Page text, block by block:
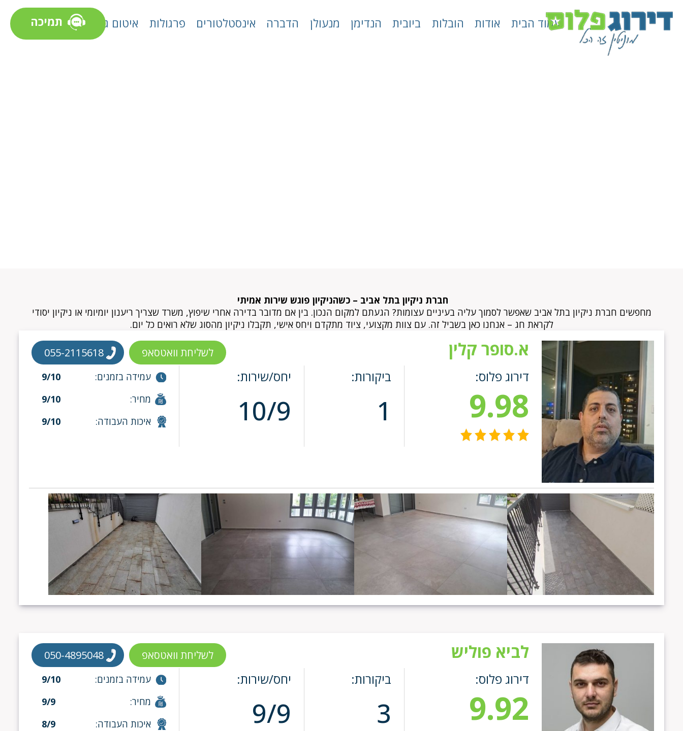
עמוד הבית אודות הובלות ביובית הנדימן מנעולן הדברה אינסטלטורים פרגולות איטום גגות תמיכה
חברת ניקיון בתל אביב – כשהניקיון פוגש שירות אמיתי
מחפשים חברת ניקיון בתל אביב שאפשר לסמוך עליה בעיניים עצומות? הגעתם למקום הנכון. בין אם מדובר בדירה אחרי שיפוץ, משרד שצריך ריענון יומיומי או ניקיון יסודי
לקראת חג – אנחנו כאן בשביל זה. עם צוות מקצועי, ציוד מתקדם ויחס אישי, תקבלו ניקיון מהסוג שלא רואים כל יום.
א.סופר קלין
דירוג פלוס:
9.98
ביקורות:
1
יחס/שירות:
10/9
עמידה בזמנים:
9/10
מחיר:
9/10
איכות העבודה:
9/10
לשליחת וואטסאפ 055-2115618
לביא פוליש
דירוג פלוס:
9.92
ביקורות:
3
יחס/שירות:
9/9
עמידה בזמנים:
9/10
מחיר:
9/9
איכות העבודה:
8/9
לשליחת וואטסאפ 050-4895048